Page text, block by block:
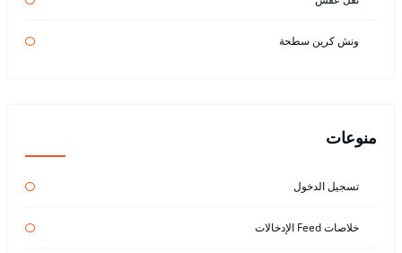
ونش كرين سطحة
منوعات
تسجيل الدخول
خلاصات Feed الإدخالات